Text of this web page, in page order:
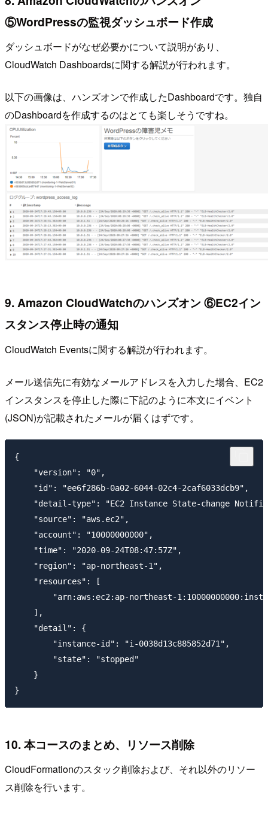
⑤WordPressの監視ダッシュボード作成
ダッシュボードがなぜ必要かについて説明があり、
CloudWatch Dashboardsに関する解説が行われます。
以下の画像は、ハンズオンで作成したDashboardです。独自
のDashboardを作成するのはとても楽しそうですね。
9. Amazon CloudWatchのハンズオン ⑥EC2イン
スタンス停止時の通知
CloudWatch Eventsに関する解説が行われます。
メール送信先に有効なメールアドレスを入力した場合、EC2
インスタンスを停止した際に下記のように本文にイベント
(JSON)が記載されたメールが届くはずです。
{
    "version": "0",
    "id": "ee6f286b-0a02-6044-02c4-2caf6033dcb9",
"detail-type": "EC2 Instance State-change
    "source": "aws.ec2",
    "account": "10000000000",
    "time": "2020-09-24T08:47:57Z",
    "region": "ap-northeast-1",
    "resources": [
"arn:aws:ec2:ap-northeast-
    ],
    "detail": {
        "instance-id": "i-0038d13c885852d71",
        "state": "stopped"
    }
10. 本コースのまとめ、リソース削除
CloudFormationのスタック削除および、それ以外のリソー
ス削除を行います。